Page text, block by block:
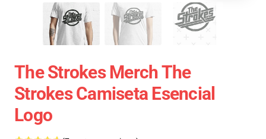
The Strokes Merch The
Strokes Camiseta Esencial
Logo